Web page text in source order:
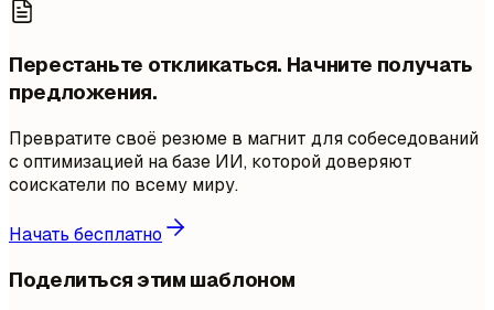
Перестаньте откликаться. Начните получать
предложения.
Превратите своё резюме в магнит для собеседований
с оптимизацией на базе ИИ, которой доверяют
соискатели по всему миру.
Начать бесплатно
Поделиться этим шаблоном